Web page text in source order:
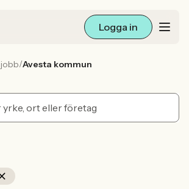
Logga in
/Avesta kommun